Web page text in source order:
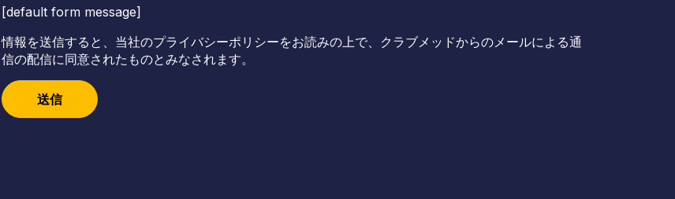
[default form message]
情報を送信すると、当社のプライバシーポリシーをお読みの上で、クラブメッドからのメールによる通
信の配信に同意されたものとみなされます。
送信